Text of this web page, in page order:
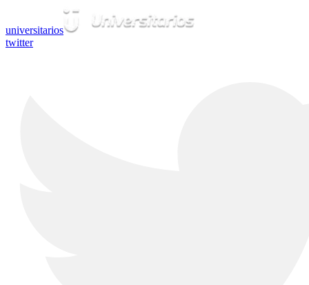
universitarios
twitter